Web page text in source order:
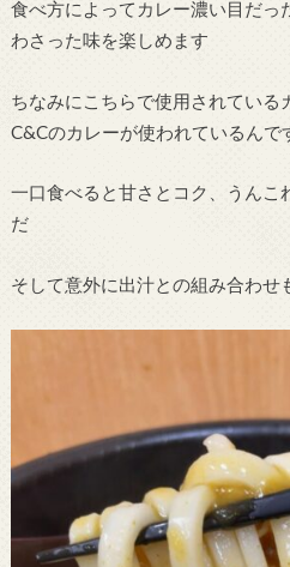
食べ方によってカレー濃い目だっ
わさった味を楽しめます
ちなみにこちらで使用されている
C&Cのカレーが使われているんで
一口食べると甘さとコク、うんこ
だ
そして意外に出汁との組み合わせ